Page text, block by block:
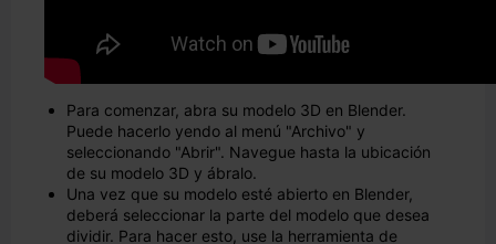
Para comenzar, abra su modelo 3D en Blender.
Puede hacerlo yendo al menú "Archivo" y
seleccionando "Abrir". Navegue hasta la ubicación
de su modelo 3D y ábralo.
Una vez que su modelo esté abierto en Blender,
deberá seleccionar la parte del modelo que desea
dividir. Para hacer esto, use la herramienta de